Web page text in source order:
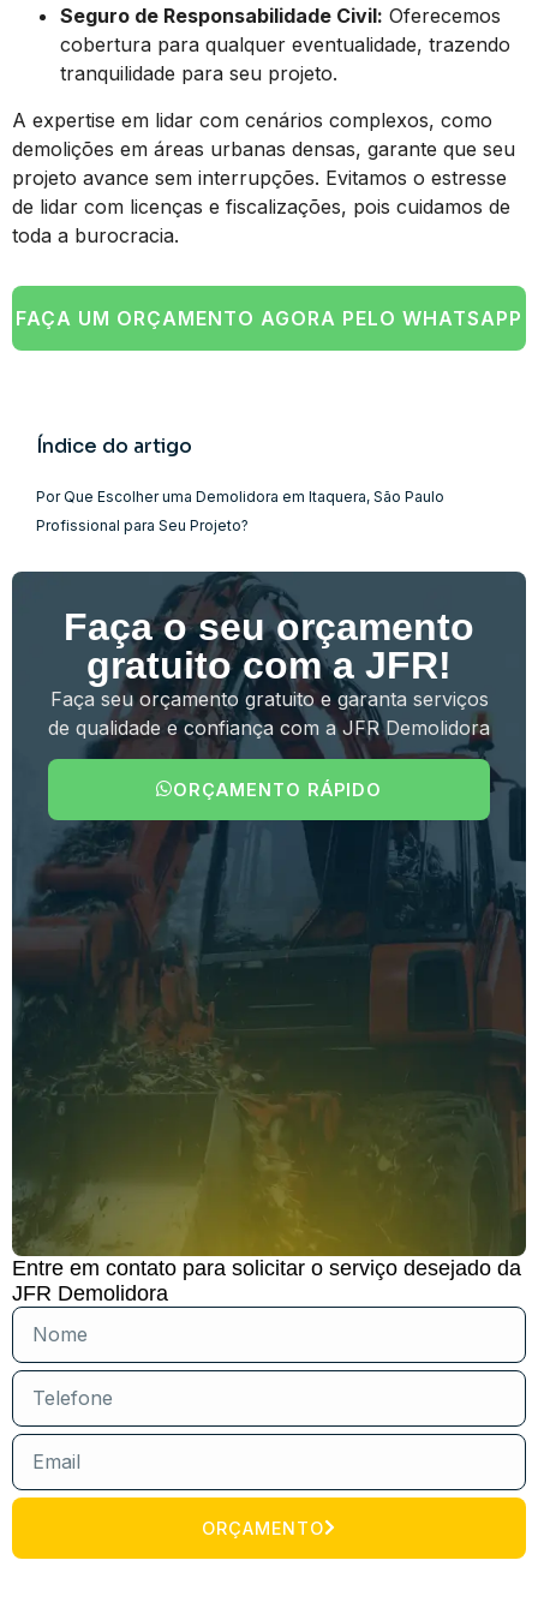
Seguro de Responsabilidade Civil: Oferecemos
cobertura para qualquer eventualidade, trazendo
tranquilidade para seu projeto.
A expertise em lidar com cenários complexos, como
demolições em áreas urbanas densas, garante que seu
projeto avance sem interrupções. Evitamos o estresse
de lidar com licenças e fiscalizações, pois cuidamos de
toda a burocracia.
FAÇA UM ORÇAMENTO AGORA PELO WHATSAPP
Índice do artigo
Por Que Escolher uma Demolidora em Itaquera, São Paulo
Profissional para Seu Projeto?
Faça o seu orçamento
gratuito com a JFR!
Faça seu orçamento gratuito e garanta serviços
de qualidade e confiança com a JFR Demolidora
ORÇAMENTO RÁPIDO
Entre em contato para solicitar o serviço desejado da
JFR Demolidora
ORÇAMENTO